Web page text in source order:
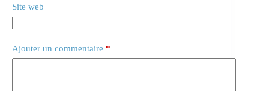
Site web
Ajouter un commentaire *